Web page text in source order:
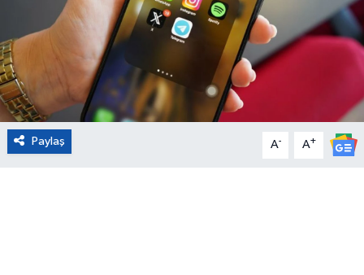
Paylaş A- A+
Magazin
Turizm
Çevre
Kültür ve Sanat